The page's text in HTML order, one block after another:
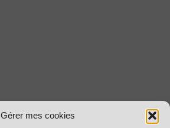
Gérer mes cookies